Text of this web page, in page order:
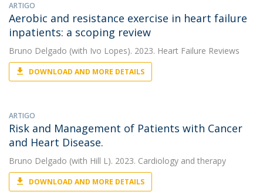
ARTIGO
Aerobic and resistance exercise in heart failure
inpatients: a scoping review
Bruno Delgado (with Ivo Lopes). 2023. Heart Failure Reviews
DOWNLOAD AND MORE DETAILS
ARTIGO
Risk and Management of Patients with Cancer
and Heart Disease.
Bruno Delgado (with Hill L). 2023. Cardiology and therapy
DOWNLOAD AND MORE DETAILS